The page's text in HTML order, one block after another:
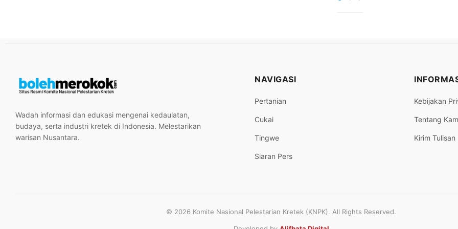
Wadah informasi dan edukasi mengenai kedaulatan,
budaya, serta industri kretek di Indonesia. Melestarikan
warisan Nusantara.
NAVIGASI
Pertanian
Cukai
Tingwe
Siaran Pers
Kebijakan
Tentang
Kirim Tulisan
© 2026 Komite Nasional Pelestarian Kretek (KNPK). All Rights Reserved.